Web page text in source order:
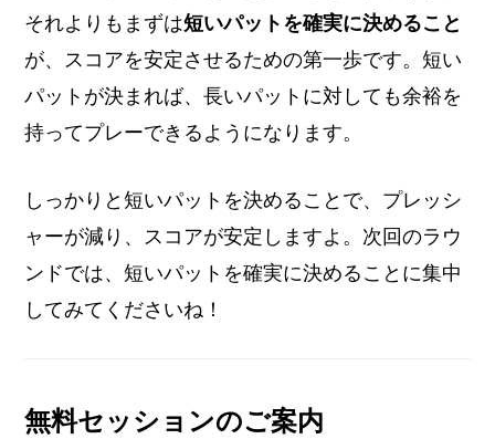
それよりもまずは短いパットを確実に決めること
が、スコアを安定させるための第一歩です。短い
パットが決まれば、長いパットに対しても余裕を
持ってプレーできるようになります。
しっかりと短いパットを決めることで、プレッシ
ャーが減り、スコアが安定しますよ。次回のラウ
ンドでは、短いパットを確実に決めることに集中
してみてくださいね！
無料セッションのご案内